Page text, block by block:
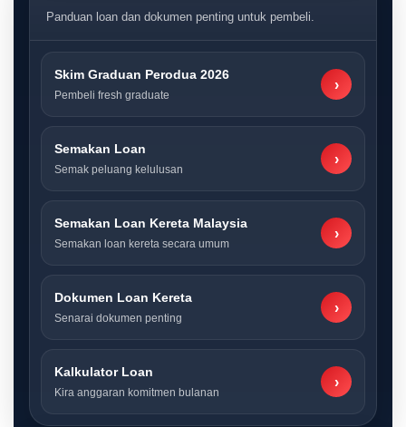
Panduan loan dan dokumen penting untuk pembeli.
Skim Graduan Perodua 2026
Pembeli fresh graduate
›
Semakan Loan
Semak peluang kelulusan
›
Semakan Loan Kereta Malaysia
Semakan loan kereta secara umum
›
Dokumen Loan Kereta
Senarai dokumen penting
›
Kalkulator Loan
Kira anggaran komitmen bulanan
›